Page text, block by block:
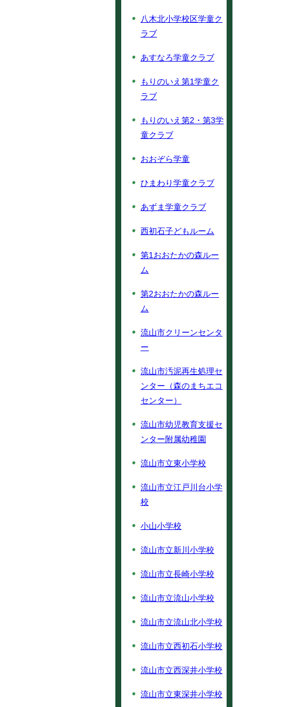
八木北小学校区学童ク
ラブ
あすなろ学童クラブ
もりのいえ第1学童ク
ラブ
もりのいえ第2・第3学
童クラブ
おおぞら学童
ひまわり学童クラブ
あずま学童クラブ
西初石子どもルーム
第1おおたかの森ルー
ム
第2おおたかの森ルー
ム
流山市クリーンセンタ
ー
流山市汚泥再生処理セ
ンター（森のまちエコ
センター）
流山市幼児教育支援セ
ンター附属幼稚園
流山市立東小学校
流山市立江戸川台小学
校
小山小学校
流山市立新川小学校
流山市立長崎小学校
流山市立流山小学校
流山市立流山北小学校
流山市立西初石小学校
流山市立西深井小学校
流山市立東深井小学校